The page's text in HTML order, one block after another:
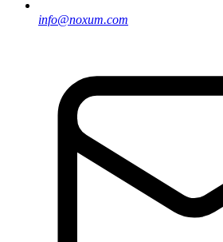
info@noxum.com